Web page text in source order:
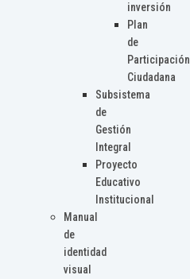
inversión
Plan
de
Participación
Ciudadana
Subsistema
de
Gestión
Integral
Proyecto
Educativo
Institucional
Manual
de
identidad
visual